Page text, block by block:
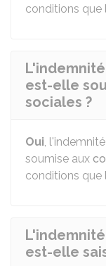
conditions que
est-elle
sociales ?
Oui,
soumise aux
conditions que
est-elle